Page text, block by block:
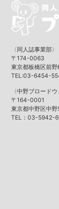
〈同人誌事業部〉
〒174-0063
東京都板橋区前野
TEL:03-6454-
〈中野ブロードウ
〒164-0001
東京都中野区中
TEL：03-5942-